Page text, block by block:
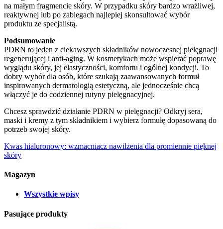
na małym fragmencie skóry. W przypadku skóry bardzo wrażliwej,
reaktywnej lub po zabiegach najlepiej skonsultować wybór
produktu ze specjalistą.
Podsumowanie
PDRN to jeden z ciekawszych składników nowoczesnej pielęgnacji
regenerującej i anti-aging. W kosmetykach może wspierać poprawę
wyglądu skóry, jej elastyczności, komfortu i ogólnej kondycji. To
dobry wybór dla osób, które szukają zaawansowanych formuł
inspirowanych dermatologią estetyczną, ale jednocześnie chcą
włączyć je do codziennej rutyny pielęgnacyjnej.
Chcesz sprawdzić działanie PDRN w pielęgnacji? Odkryj sera,
maski i kremy z tym składnikiem i wybierz formułę dopasowaną do
potrzeb swojej skóry.
Kwas hialuronowy: wzmacniacz nawilżenia dla promiennie pięknej
skóry
Magazyn
Wszystkie wpisy
Pasujące produkty